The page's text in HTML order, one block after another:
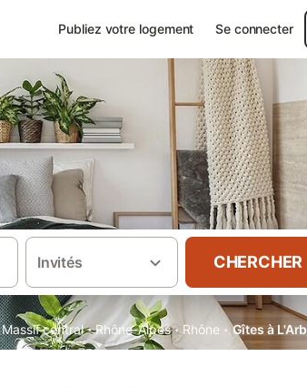
Publiez votre logement Se connecter
Invités CHERCHER
Massif central · Rhône-Alpes · Rhône · Gîtes à